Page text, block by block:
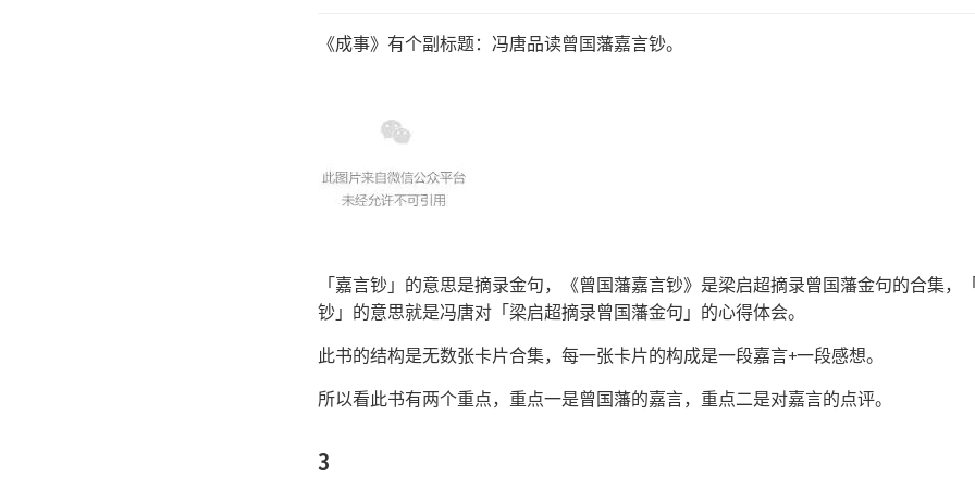
《成事》有个副标题：冯唐品读曾国藩嘉言钞。
「嘉言钞」的意思是摘录金句，《曾国藩嘉言钞》是梁启超摘录曾国藩金句的合集，
钞」的意思就是冯唐对「梁启超摘录曾国藩金句」的心得体会。
此书的结构是无数张卡片合集，每一张卡片的构成是一段嘉言+一段感想。
所以看此书有两个重点，重点一是曾国藩的嘉言，重点二是对嘉言的点评。
3